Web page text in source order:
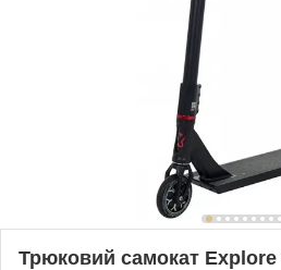
Трюковий самокат